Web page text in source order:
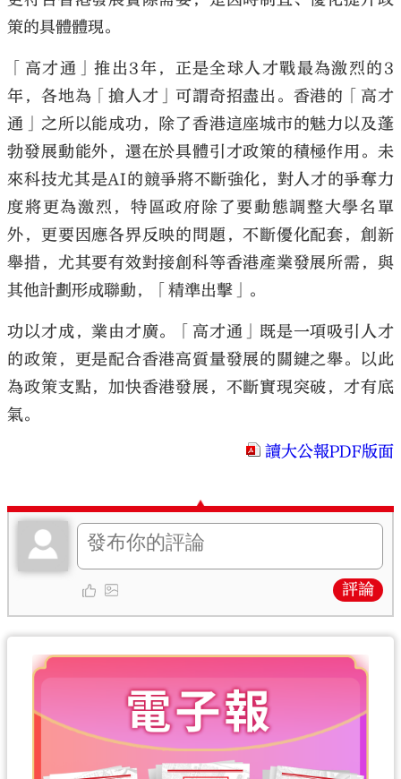
策的具體體現。
「高才通」推出3年，正是全球人才戰最為激烈的3
年，各地為「搶人才」可謂奇招盡出。香港的「高才
通」之所以能成功，除了香港這座城市的魅力以及蓬
勃發展動能外，還在於具體引才政策的積極作用。未
來科技尤其是AI的競爭將不斷強化，對人才的爭奪力
度將更為激烈，特區政府除了要動態調整大學名單
外，更要因應各界反映的問題，不斷優化配套，創新
舉措，尤其要有效對接創科等香港產業發展所需，與
其他計劃形成聯動，「精準出擊」。
功以才成，業由才廣。「高才通」既是一項吸引人才
的政策，更是配合香港高質量發展的關鍵之舉。以此
為政策支點，加快香港發展，不斷實現突破，才有底
氣。
讀大公報PDF版面
評論